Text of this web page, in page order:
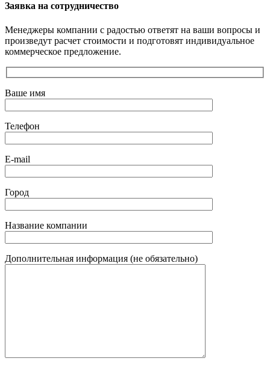
Заявка на сотрудничество
Менеджеры компании с радостью ответят на ваши вопросы и
произведут расчет стоимости и подготовят индивидуальное
коммерческое предложение.
Ваше имя
Телефон
E-mail
Город
Название компании
Дополнительная информация (не обязательно)